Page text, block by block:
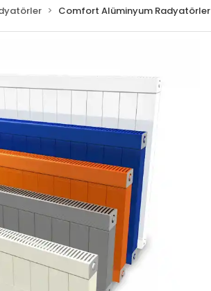
Comfort Alüminyum Radyatörler